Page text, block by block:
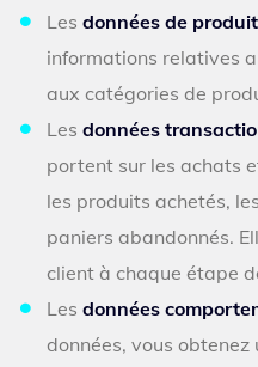
Les données de produit
informations relatives
aux catégories de
Les données
portent sur les achats
les produits achetés,
paniers abandonnés.
client à chaque étape
Les données
données, vous obtenez